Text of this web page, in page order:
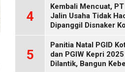
4
Kembali Mencuat,
Jalin Usaha Tidak
Dipanggil Disnaker
5
Panitia Natal PGID
dan PGIW Kepri
Dilantik, Bangun